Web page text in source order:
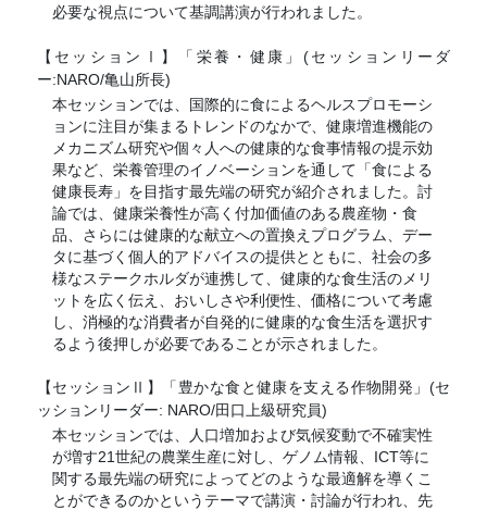
必要な視点について基調講演が行われました。
【セッション Ⅰ
】「栄養・健康」(セッションリーダ
ー:NARO/亀山所長)
本セッションでは、国際的に食によるヘルスプロモーシ
ョンに注目が集まるトレンドのなかで、健康増進機能の
メカニズム研究や個々人への健康的な食事情報の提示効
果など、栄養管理のイノベーションを通して「食による
健康長寿」を目指す最先端の研究が紹介されました。討
論では、健康栄養性が高く付加価値のある農産物・食
品、さらには健康的な献立への置換えプログラム、デー
タに基づく個人的アドバイスの提供とともに、社会の多
様なステークホルダが連携して、健康的な食生活のメリ
ットを広く伝え、おいしさや利便性、価格について考慮
し、消極的な消費者が自発的に健康的な食生活を選択す
るよう後押しが必要であることが示されました。
【セッション
】「豊かな食と健康を支える作物開発」(セ
ッションリーダー: NARO/田口上級研究員)
本セッションでは、人口増加および気候変動で不確実性
が増す21世紀の農業生産に対し、ゲノム情報、ICT等に
関する最先端の研究によってどのような最適解を導くこ
とができるのかというテーマで講演・討論が行われ、先